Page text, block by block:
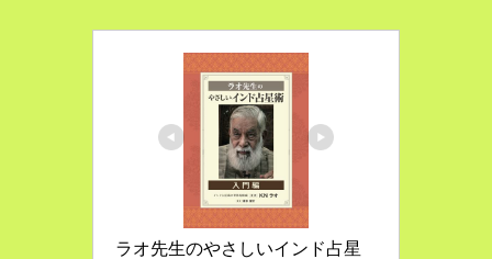
ラオ先生のやさしいインド占星